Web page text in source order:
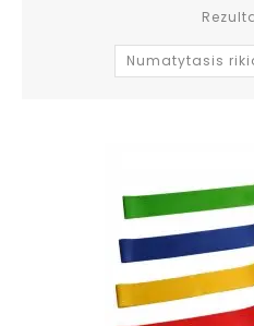
Numatytasis